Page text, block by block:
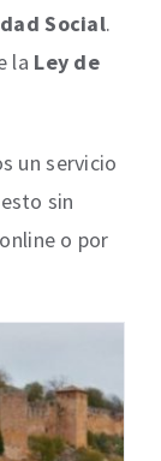
Social.
la Ley de
un servicio
sin
o por